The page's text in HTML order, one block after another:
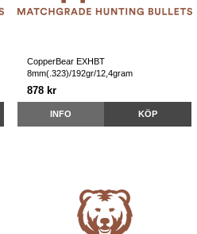
CopperBear EXHBT
8mm(.323)/192gr/12,4gram
878 kr
INFO KÖP